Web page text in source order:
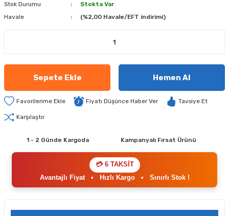
Stok Durumu
Stokta Var
Havale
(%2,00 Havale/EFT indirimi)
Sepete Ekle Hemen Al
Fiyatı Düşünce Haber Ver Tavsiye Et
Karşılaştır
1 - 2 Günde Kargoda Kampanyalı Fırsat Ürünü
💳 6 TAKSİT
Avantajlı Fiyat• Hızlı Kargo• Sınırlı Stok !